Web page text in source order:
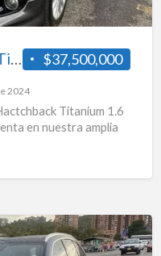
$37,500,000
Ford Fiesta Hactchback Titanium 1.6
2024
Titanium 1.6
en nuestra amplia